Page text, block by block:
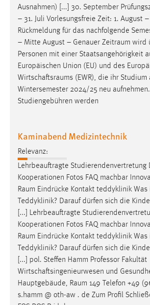
Ausnahmen) [...] 30. September
– 31. Juli Vorlesungsfreie Zeit: 1. August
Rückmeldung für das nachfolgende
– Mitte August – Genauer Zeitraum wird
Personen mit einer Staatsangehörigkeit
Europäischen Union (EU) und des
Wirtschaftsraums (EWR), die ihr Studium
Wintersemester 2024/25 neu
Studiengebühren werden
Kaminabend Medizintechnik
Relevanz:
Lehrbeauftragte Studierendenvertretung
Kooperationen Fotos FAQ machbar
Raum Eindrücke Kontakt teddyklinik Was
Teddyklinik? Darauf dürfen sich die
[...] Lehrbeauftragte
Kooperationen Fotos FAQ machbar
Raum Eindrücke Kontakt teddyklinik Was
Teddyklinik? Darauf dürfen sich die
[...] pol. Steffen Hamm Professor Fakultät
Wirtschaftsingenieurwesen und
Hauptgebäude, Raum 149 Telefon +49
s.hamm @ oth-aw . de Zum Profil